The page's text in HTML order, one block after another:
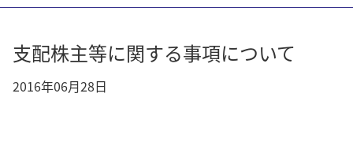
支配株主等に関する事項について
2016年06月28日